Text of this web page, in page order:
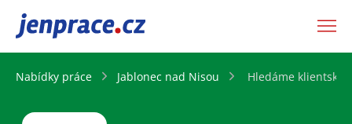
JenPráce.cz
Nabídky práce Jablonec nad Nisou Hledáme